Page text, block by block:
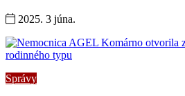
2025. 3 júna.
Správy